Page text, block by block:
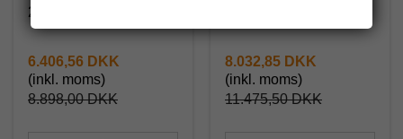
207000
8.898,00 DKK
6.406,56 DKK
(inkl. moms)
11.475,50 DKK
8.032,85 DKK
(inkl. moms)